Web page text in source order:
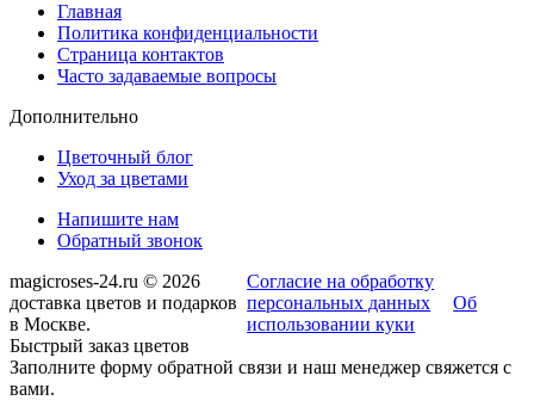
Главная
Политика конфиденциальности
Страница контактов
Часто задаваемые вопросы
Дополнительно
Цветочный блог
Уход за цветами
Напишите нам
Обратный звонок
magicroses-24.ru © 2026
доставка цветов и подарков
в Москве.
Согласие на обработку
персональных данных
Об
использовании куки
Быстрый заказ цветов
Заполните форму обратной связи и наш менеджер свяжется с
вами.